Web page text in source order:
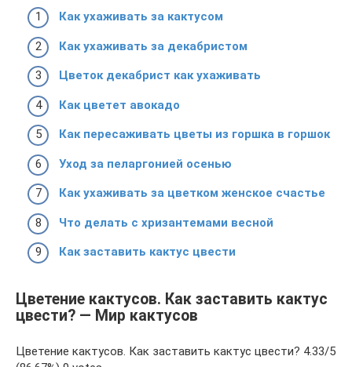
Как ухаживать за кактусом
Как ухаживать за декабристом
Цветок декабрист как ухаживать
Как цветет авокадо
Как пересаживать цветы из горшка в горшок
Уход за пеларгонией осенью
Как ухаживать за цветком женское счастье
Что делать с хризантемами весной
Как заставить кактус цвести
Цветение кактусов. Как заставить кактус
цвести? — Мир кактусов
Цветение кактусов. Как заставить кактус цвести? 4.33/5